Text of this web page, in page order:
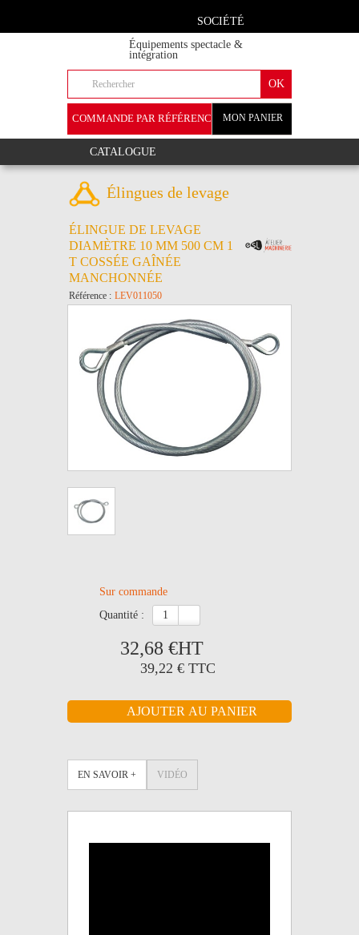
SOCIÉTÉ
Équipements spectacle &
intégration
MON PANIER
COMMANDE PAR RÉFÉRENCE
CATALOGUE
Élingues de levage
ÉLINGUE DE LEVAGE
DIAMÈTRE 10 MM 500 CM 1
T COSSÉE GAÎNÉE
MANCHONNÉE
Référence : LEV011050
Sur commande
quantité :
32,68 €HT
39,22 € TTC
EN SAVOIR + VIDÉO